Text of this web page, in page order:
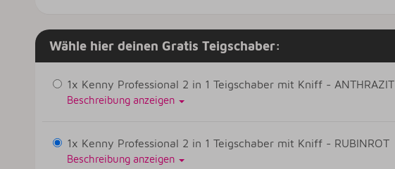
Wähle hier deinen Gratis Teigschaber:
1x Kenny Professional 2 in 1 Teigschaber mit Kniff - ANTHRAZIT
Beschreibung anzeigen
1x Kenny Professional 2 in 1 Teigschaber mit Kniff - RUBINROT
Beschreibung anzeigen